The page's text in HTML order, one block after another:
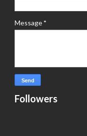
Message*
Followers